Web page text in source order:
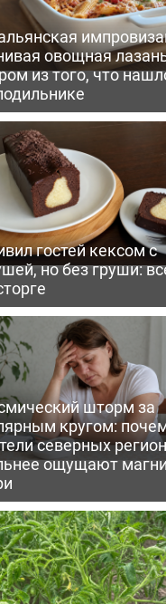
овощная
из того, что
гостей кексом с
но без груши:
шторм за
кругом:
северных
ощущают